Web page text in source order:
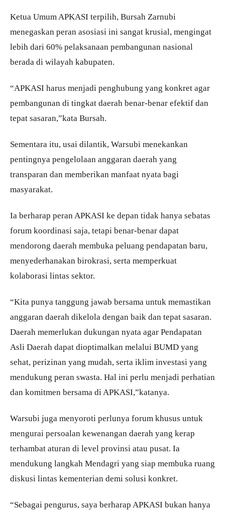
Ketua Umum APKASI terpilih, Bursah Zarnubi
menegaskan peran asosiasi ini sangat krusial, mengingat
lebih dari 60% pelaksanaan pembangunan nasional
berada di wilayah kabupaten.
“APKASI harus menjadi penghubung yang konkret agar
pembangunan di tingkat daerah benar-benar efektif dan
tepat sasaran,”kata Bursah.
Sementara itu, usai dilantik, Warsubi menekankan
pentingnya pengelolaan anggaran daerah yang
transparan dan memberikan manfaat nyata bagi
masyarakat.
Ia berharap peran APKASI ke depan tidak hanya sebatas
forum koordinasi saja, tetapi benar-benar dapat
mendorong daerah membuka peluang pendapatan baru,
menyederhanakan birokrasi, serta memperkuat
kolaborasi lintas sektor.
“Kita punya tanggung jawab bersama untuk memastikan
anggaran daerah dikelola dengan baik dan tepat sasaran.
Daerah memerlukan dukungan nyata agar Pendapatan
Asli Daerah dapat dioptimalkan melalui BUMD yang
sehat, perizinan yang mudah, serta iklim investasi yang
mendukung peran swasta. Hal ini perlu menjadi perhatian
dan komitmen bersama di APKASI,”katanya.
Warsubi juga menyoroti perlunya forum khusus untuk
mengurai persoalan kewenangan daerah yang kerap
terhambat aturan di level provinsi atau pusat. Ia
mendukung langkah Mendagri yang siap membuka ruang
diskusi lintas kementerian demi solusi konkret.
“Sebagai pengurus, saya berharap APKASI bukan hanya